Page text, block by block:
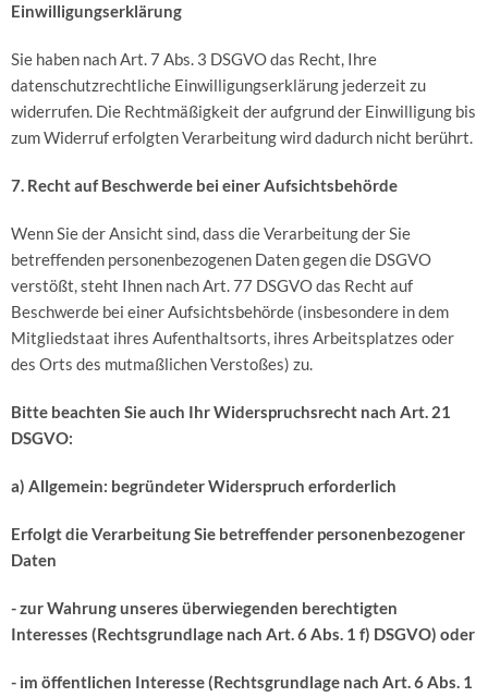
Einwilligungserklärung
Sie haben nach Art. 7 Abs. 3 DSGVO das Recht, Ihre
datenschutzrechtliche Einwilligungserklärung jederzeit zu
widerrufen. Die Rechtmäßigkeit der aufgrund der Einwilligung bis
zum Widerruf erfolgten Verarbeitung wird dadurch nicht berührt.
7. Recht auf Beschwerde bei einer Aufsichtsbehörde
Wenn Sie der Ansicht sind, dass die Verarbeitung der Sie
betreffenden personenbezogenen Daten gegen die DSGVO
verstößt, steht Ihnen nach Art. 77 DSGVO das Recht auf
Beschwerde bei einer Aufsichtsbehörde (insbesondere in dem
Mitgliedstaat ihres Aufenthaltsorts, ihres Arbeitsplatzes oder
des Orts des mutmaßlichen Verstoßes) zu.
Bitte beachten Sie auch Ihr Widerspruchsrecht nach Art. 21
DSGVO:
a) Allgemein: begründeter Widerspruch erforderlich
Erfolgt die Verarbeitung Sie betreffender personenbezogener
Daten
- zur Wahrung unseres überwiegenden berechtigten
Interesses (Rechtsgrundlage nach Art. 6 Abs. 1 f) DSGVO) oder
- im öffentlichen Interesse (Rechtsgrundlage nach Art. 6 Abs. 1